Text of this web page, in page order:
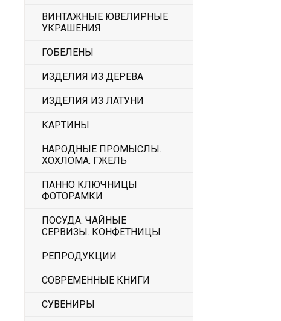
ВИНТАЖНЫЕ ЮВЕЛИРНЫЕ
УКРАШЕНИЯ
ГОБЕЛЕНЫ
ИЗДЕЛИЯ ИЗ ДЕРЕВА
ИЗДЕЛИЯ ИЗ ЛАТУНИ
КАРТИНЫ
НАРОДНЫЕ ПРОМЫСЛЫ.
ХОХЛОМА. ГЖЕЛЬ
ПАННО КЛЮЧНИЦЫ
ФОТОРАМКИ
ПОСУДА. ЧАЙНЫЕ
СЕРВИЗЫ. КОНФЕТНИЦЫ
РЕПРОДУКЦИИ
СОВРЕМЕННЫЕ КНИГИ
СУВЕНИРЫ